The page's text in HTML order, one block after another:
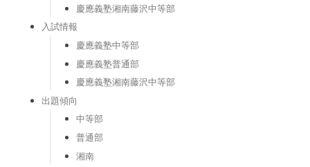
慶應義塾湘南藤沢中等部
入試情報
慶應義塾中等部
慶應義塾普通部
慶應義塾湘南藤沢中等部
出題傾向
中等部
普通部
湘南